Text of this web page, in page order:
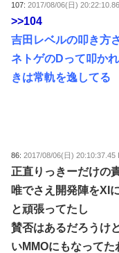
107:2017/08/06(日)
>>104
吉田レベルの叩き方
ネトゲのDって叩か
きは常軌を逸してる
86:2017/08/06(日) 20:10:37.45
正直りっきーだけの
唯でさえ開発陣をXI
と頑張ってたし
賛否はあるだろうけ
いMMOにもなってた